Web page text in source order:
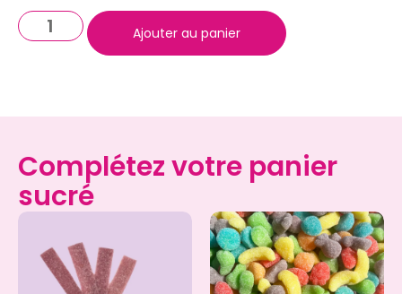
Ajouter au panier
Complétez votre panier
sucré